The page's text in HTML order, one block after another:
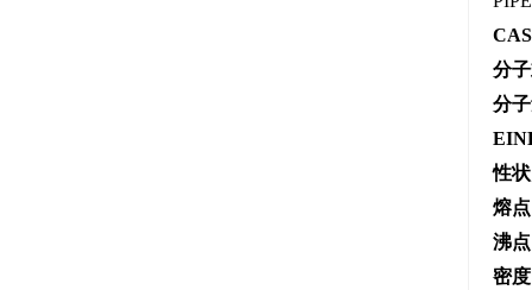
分
分
性
熔
沸
密